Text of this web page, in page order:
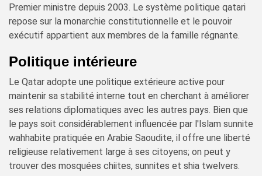
Premier ministre depuis 2003. Le système politique qatari
repose sur la monarchie constitutionnelle et le pouvoir
exécutif appartient aux membres de la famille régnante.
Politique intérieure
Le Qatar adopte une politique extérieure active pour
maintenir sa stabilité interne tout en cherchant à améliorer
ses relations diplomatiques avec les autres pays. Bien que
le pays soit considérablement influencée par l'Islam sunnite
wahhabite pratiquée en Arabie Saoudite, il offre une liberté
religieuse relativement large à ses citoyens; on peut y
trouver des mosquées chiites, sunnites et shia twelvers.